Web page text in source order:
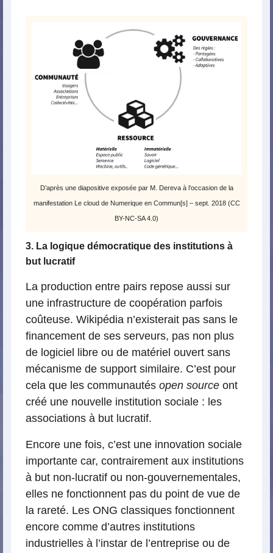
D’après une diapositive exposée par M. Dereva à l’occasion de la
manifestation Le cloud de Numerique en Commun[s] – sept. 2018 (CC
BY-NC-SA 4.0)
3. La logique démocratique des institutions à
but lucratif
La production entre pairs repose aussi sur
une infrastructure de coopération parfois
coûteuse. Wikipédia n’existerait pas sans le
financement de ses serveurs, pas non plus
de logiciel libre ou de matériel ouvert sans
mécanisme de support similaire. C’est pour
cela que les communautés open source ont
créé une nouvelle institution sociale : les
associations à but lucratif.
Encore une fois, c’est une innovation sociale
importante car, contrairement aux institutions
à but non-lucratif ou non-gouvernementales,
elles ne fonctionnent pas du point de vue de
la rareté. Les ONG classiques fonctionnent
encore comme d’autres institutions
industrielles à l’instar de l’entreprise ou de